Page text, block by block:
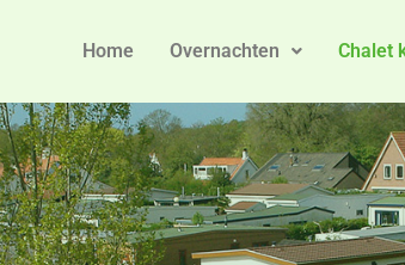
Home Overnachten Chalet